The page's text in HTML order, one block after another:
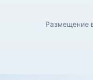
Размещение